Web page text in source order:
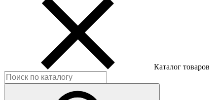
Каталог товаров